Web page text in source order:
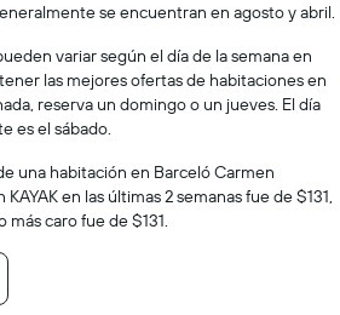
se encuentran en agosto y abril.
variar según el día de la semana en
las mejores ofertas de habitaciones en
reserva un domingo o un jueves. El día
es el sábado.
una habitación en Barceló Carmen
en las últimas 2 semanas fue de $131,
caro fue de $131.